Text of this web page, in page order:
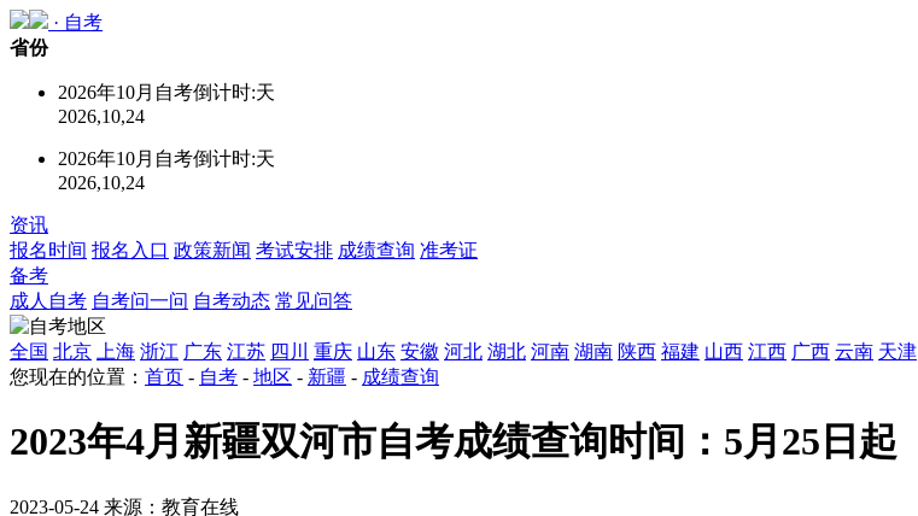
· 自考
省份
2026年10月自考倒计时:天
2026,10,24
2026年10月自考倒计时:天
2026,10,24
资讯
报名时间 报名入口 政策新闻 考试安排 成绩查询 准考证
备考
成人自考 自考问一问 自考动态 常见问答
全国 北京 上海 浙江 广东 江苏 四川 重庆 山东 安徽 河北 湖北 河南 湖南 陕西 福建 山西 江西 广西 云南 天津
您现在的位置： 首页 - 自考 - 地区 - 新疆 - 成绩查询
2023年4月新疆双河市自考成绩查询时间：5月25日起
2023-05-24 来源：教育在线